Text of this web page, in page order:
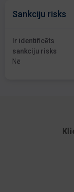
Sankciju risks
Ir identificēts
sankciju risks
Nē